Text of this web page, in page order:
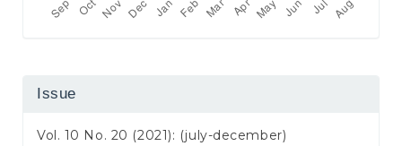
Issue
Vol. 10 No. 20 (2021): (july-december)